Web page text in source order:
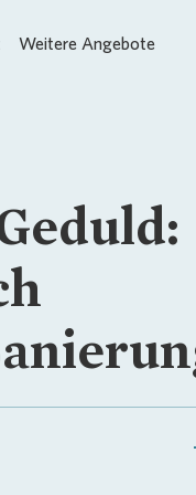
Weitere Angebote